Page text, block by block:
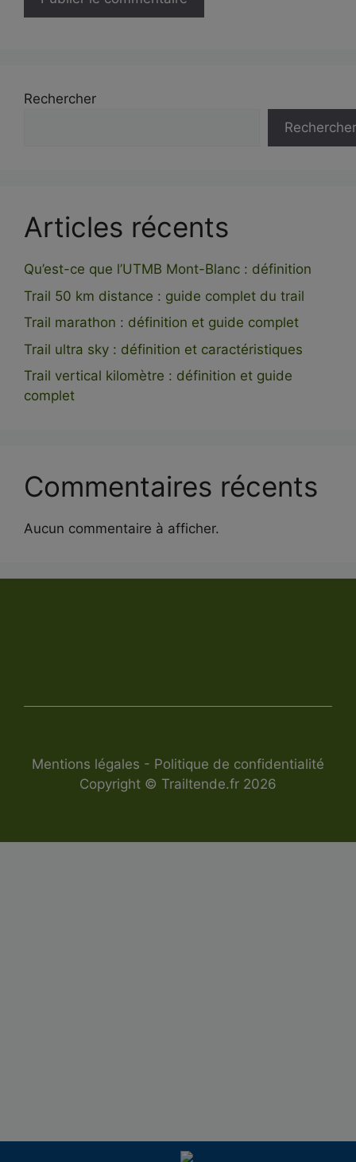
Rechercher
Rechercher
Articles récents
Qu’est-ce que l’UTMB Mont-Blanc : définition
Trail 50 km distance : guide complet du trail
Trail marathon : définition et guide complet
Trail ultra sky : définition et caractéristiques
Trail vertical kilomètre : définition et guide
complet
Commentaires récents
Aucun commentaire à afficher.
Copyright © Trailtende.fr 2026
Mentions légales - Politique de confidentialité